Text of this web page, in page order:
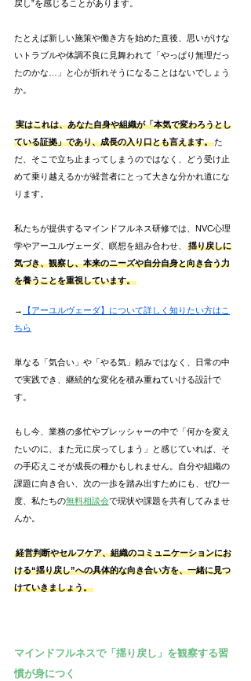
戻し”を感じることがあります。
たとえば新しい施策や働き方を始めた直後、思いがけな
いトラブルや体調不良に見舞われて「やっぱり無理だっ
たのかな…」と心が折れそうになることはないでしょう
か。
実はこれは、あなた自身や組織が「本気で変わろうとし
ている証拠」であり、成長の入り口とも言えます。た
だ、そこで立ち止まってしまうのではなく、どう受け止
めて乗り越えるかが経営者にとって大きな分かれ道にな
ります。
私たちが提供するマインドフルネス研修では、NVC心理
学やアーユルヴェーダ、瞑想を組み合わせ、
揺り戻しに
気づき、観察し、本来のニーズや自分自身と向き合う力
を養うことを重視しています。
→
【アーユルヴェーダ】について詳しく知りたい方はこ
ちら
単なる「気合い」や「やる気」頼みではなく、日常の中
で実践でき、継続的な変化を積み重ねていける設計で
す。
もし今、業務の多忙やプレッシャーの中で「何かを変え
たいのに、また元に戻ってしまう」と感じていれば、そ
の手応えこそが成長の種かもしれません。自分や組織の
課題に向き合い、次の一歩を踏み出すためにも、ぜひ一
度、私たちの無料相談会で現状や課題を共有してみませ
んか。
経営判断やセルフケア、組織のコミュニケーションにお
ける“揺り戻し”への具体的な向き合い方を、一緒に見つ
けていきましょう。
マインドフルネスで「揺り戻し」を観察する習
慣が身につく